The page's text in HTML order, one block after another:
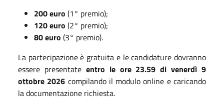
200 euro (1° premio);
120 euro (2° premio);
80 euro (3° premio).
La partecipazione è gratuita e le candidature dovranno
essere presentate entro le ore 23.59 di venerdì 9
ottobre 2026 compilando il modulo online e caricando
la documentazione richiesta.